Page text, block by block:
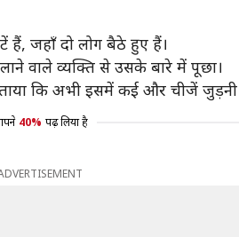
हैं, जहाँ दो लोग बैठे हुए हैं।
वाले व्यक्ति से उसके बारे में पूछा।
कि अभी इसमें कई और चीजें जुड़नी
40% पढ़ लिया है